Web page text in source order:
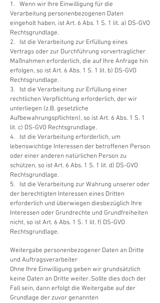
1. Wenn wir Ihre Einwilligung für die
Verarbeitung personenbezogenen Daten
eingeholt haben, ist Art. 6 Abs. 1 S. 1 lit. a) DS-GVO
Rechtsgrundlage.
2. Ist die Verarbeitung zur Erfüllung eines
Vertrags oder zur Durchführung vorvertraglicher
Maßnahmen erforderlich, die auf Ihre Anfrage hin
erfolgen, so ist Art. 6 Abs. 1 S. 1 lit. b) DS-GVO
Rechtsgrundlage.
3. Ist die Verarbeitung zur Erfüllung einer
rechtlichen Verpflichtung erforderlich, der wir
unterliegen (z.B. gesetzliche
Aufbewahrungspflichten), so ist Art. 6 Abs. 1 S. 1
lit. c) DS-GVO Rechtsgrundlage.
4. Ist die Verarbeitung erforderlich, um
lebenswichtige Interessen der betroffenen Person
oder einer anderen natürlichen Person zu
schützen, so ist Art. 6 Abs. 1 S. 1 lit. d) DS-GVO
Rechtsgrundlage.
5. Ist die Verarbeitung zur Wahrung unserer oder
der berechtigten Interessen eines Dritten
erforderlich und überwiegen diesbezüglich Ihre
Interessen oder Grundrechte und Grundfreiheiten
nicht, so ist Art. 6 Abs. 1 S. 1 lit. f) DS-GVO
Rechtsgrundlage.
Weitergabe personenbezogener Daten an Dritte
und Auftragsverarbeiter
Ohne Ihre Einwilligung geben wir grundsätzlich
keine Daten an Dritte weiter. Sollte dies doch der
Fall sein, dann erfolgt die Weitergabe auf der
Grundlage der zuvor genannten